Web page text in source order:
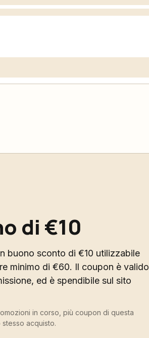
di €10
buono sconto di €10 utilizzabile
minimo di €60. Il coupon è valido
ed è spendibile sul sito
in corso, più coupon di questa
acquisto.